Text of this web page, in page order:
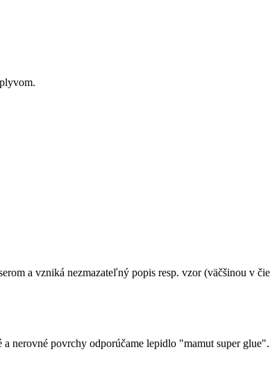
a vzniká nezmazateľný popis resp. vzor (väčšinou v
nerovné povrchy odporúčame lepidlo "mamut super glue".